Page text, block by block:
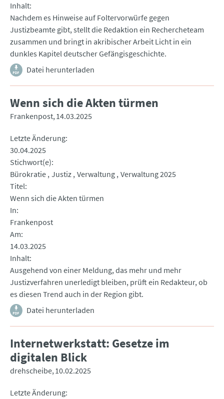
Inhalt
Nachdem es Hinweise auf Foltervorwürfe gegen
Justizbeamte gibt, stellt die Redaktion ein Rechercheteam
zusammen und bringt in akribischer Arbeit Licht in ein
dunkles Kapitel deutscher Gefängisgeschichte.
Datei herunterladen
Wenn sich die Akten türmen
Frankenpost 14.03.2025
Letzte Änderung
30.04.2025
Stichwort(e)
Bürokratie Justiz Verwaltung Verwaltung 2025
Titel
Wenn sich die Akten türmen
In
Frankenpost
Am
14.03.2025
Inhalt
Ausgehend von einer Meldung, das mehr und mehr
Justizverfahren unerledigt bleiben, prüft ein Redakteur, ob
es diesen Trend auch in der Region gibt.
Datei herunterladen
Internetwerkstatt: Gesetze im
digitalen Blick
drehscheibe 10.02.2025
Letzte Änderung